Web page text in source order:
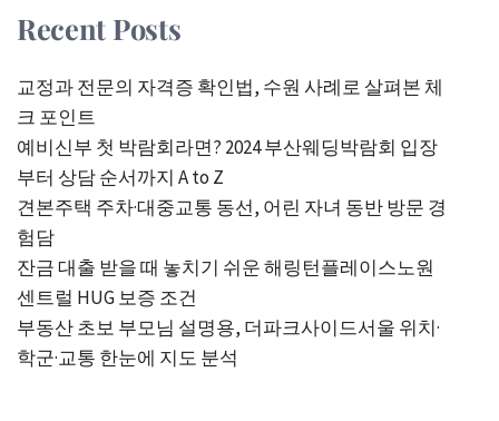
김
Recent Posts
교정과 전문의 자격증 확인법, 수원 사례로 살펴본 체
크 포인트
예비신부 첫 박람회라면? 2024 부산웨딩박람회 입장
부터 상담 순서까지 A to Z
견본주택 주차·대중교통 동선, 어린 자녀 동반 방문 경
험담
잔금 대출 받을 때 놓치기 쉬운 해링턴플레이스노원
센트럴 HUG 보증 조건
부동산 초보 부모님 설명용, 더파크사이드서울 위치·
학군·교통 한눈에 지도 분석